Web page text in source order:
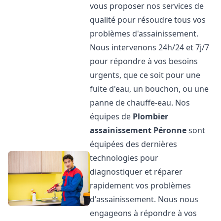
vous proposer nos services de
qualité pour résoudre tous vos
problèmes d'assainissement.
Nous intervenons 24h/24 et 7j/7
pour répondre à vos besoins
urgents, que ce soit pour une
fuite d'eau, un bouchon, ou une
panne de chauffe-eau. Nos
équipes de Plombier
assainissement Péronnesont
équipées des dernières
technologies pour
diagnostiquer et réparer
rapidement vos problèmes
d'assainissement. Nous nous
engageons à répondre à vos